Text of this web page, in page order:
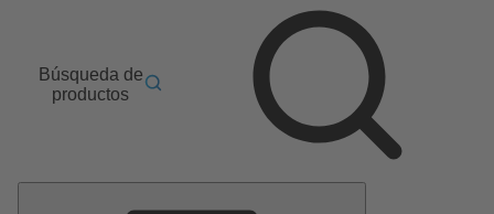
Búsqueda de
productos